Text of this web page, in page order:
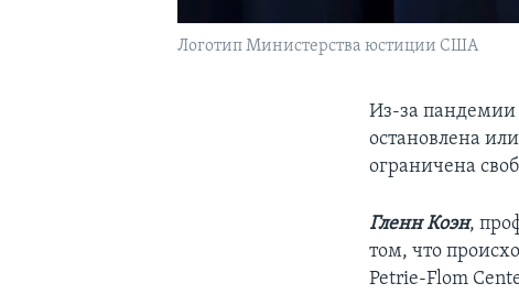
Логотип Министерства юстиции США
Из-за пандемии
остановлена
ограничена
Гленн Коэн,
том, что
Petrie-Flom